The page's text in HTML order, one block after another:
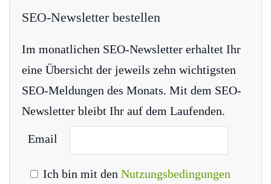
SEO-Newsletter bestellen
Im monatlichen SEO-Newsletter erhaltet Ihr
eine Übersicht der jeweils zehn wichtigsten
SEO-Meldungen des Monats. Mit dem SEO-
Newsletter bleibt Ihr auf dem Laufenden.
Email
Ich bin mit den Nutzungsbedingungen